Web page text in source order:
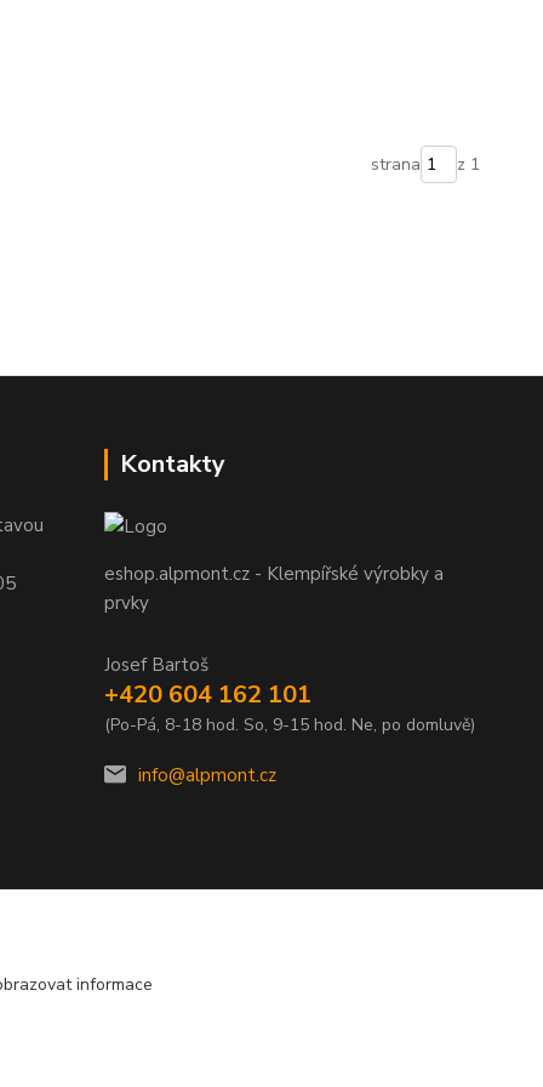
strana z 1
Kontakty
eshop.alpmont.cz - Klempířské výrobky a
prvky
Josef Bartoš
+420 604 162 101
(Po-Pá, 8-18 hod. So, 9-15 hod. Ne, po domluvě)
info@alpmont.cz
informace